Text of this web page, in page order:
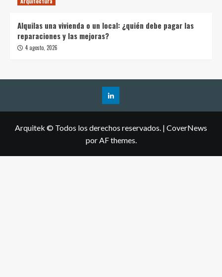
Alquilas una vivienda o un local: ¿quién debe pagar las
reparaciones y las mejoras?
4 agosto, 2026
Arquitek © Todos los derechos reservados. | CoverNews
por AF themes.